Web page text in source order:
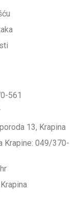
561
13, Krapina
Krapine: 049/370-